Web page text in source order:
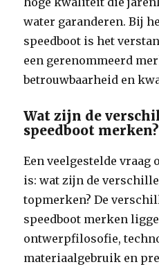
water garanderen. Bij
speedboot is het
een gerenommeerd
betrouwbaarheid en
Wat zijn de
speedboot merken?
Een veelgestelde vraag
is: wat zijn de
topmerken? De
speedboot merken
ontwerpfilosofie,
materiaalgebruik en